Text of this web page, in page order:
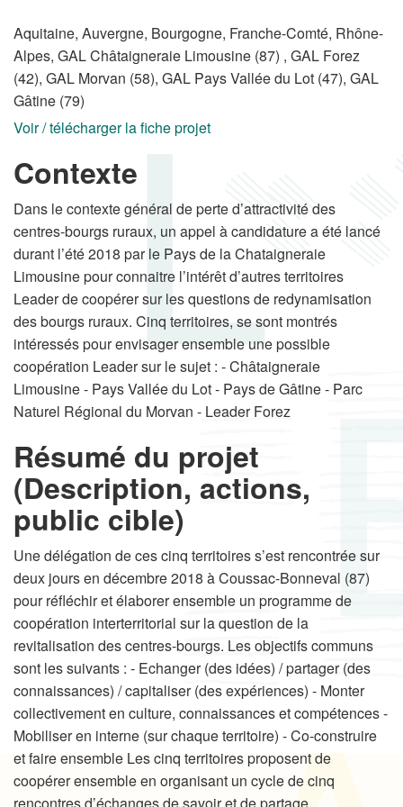
Aquitaine, Auvergne, Bourgogne, Franche-Comté, Rhône-
Alpes, GAL Châtaigneraie Limousine (87) , GAL Forez
(42), GAL Morvan (58), GAL Pays Vallée du Lot (47), GAL
Gâtine (79)
Voir / télécharger la fiche projet
Contexte
Dans le contexte général de perte d’attractivité des
centres-bourgs ruraux, un appel à candidature a été lancé
durant l’été 2018 par le Pays de la Chataigneraie
Limousine pour connaitre l’intérêt d’autres territoires
Leader de coopérer sur les questions de redynamisation
des bourgs ruraux. Cinq territoires, se sont montrés
intéressés pour envisager ensemble une possible
coopération Leader sur le sujet : - Châtaigneraie
Limousine - Pays Vallée du Lot - Pays de Gâtine - Parc
Naturel Régional du Morvan - Leader Forez
Résumé du projet
(Description, actions,
public cible)
Une délégation de ces cinq territoires s’est rencontrée sur
deux jours en décembre 2018 à Coussac-Bonneval (87)
pour réfléchir et élaborer ensemble un programme de
coopération interterritorial sur la question de la
revitalisation des centres-bourgs. Les objectifs communs
sont les suivants : - Echanger (des idées) / partager (des
connaissances) / capitaliser (des expériences) - Monter
collectivement en culture, connaissances et compétences -
Mobiliser en interne (sur chaque territoire) - Co-construire
et faire ensemble Les cinq territoires proposent de
coopérer ensemble en organisant un cycle de cinq